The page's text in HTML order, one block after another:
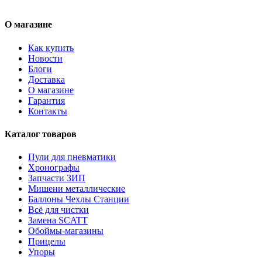
О магазине
Как купить
Новости
Блоги
Доставка
О магазине
Гарантия
Контакты
Каталог товаров
Пули для пневматики
Хронографы
Запчасти ЗИП
Мишени металлические
Баллоны Чехлы Станции
Всё для чистки
Замена SCATT
Обоймы-магазины
Прицелы
Упоры